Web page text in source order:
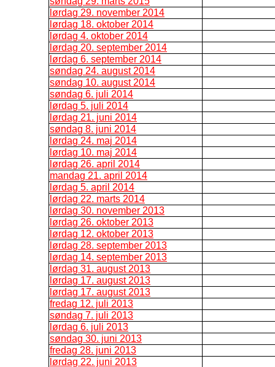
lørdag 29. november 2014
lørdag 18. oktober 2014
lørdag 4. oktober 2014
lørdag 20. september 2014
lørdag 6. september 2014
søndag 24. august 2014
søndag 10. august 2014
søndag 6. juli 2014
lørdag 5. juli 2014
lørdag 21. juni 2014
søndag 8. juni 2014
lørdag 24. maj 2014
lørdag 10. maj 2014
lørdag 26. april 2014
mandag 21. april 2014
lørdag 5. april 2014
lørdag 22. marts 2014
lørdag 30. november 2013
lørdag 26. oktober 2013
lørdag 12. oktober 2013
lørdag 28. september 2013
lørdag 14. september 2013
lørdag 31. august 2013
lørdag 17. august 2013
lørdag 17. august 2013
fredag 12. juli 2013
søndag 7. juli 2013
lørdag 6. juli 2013
søndag 30. juni 2013
fredag 28. juni 2013
lørdag 22. juni 2013